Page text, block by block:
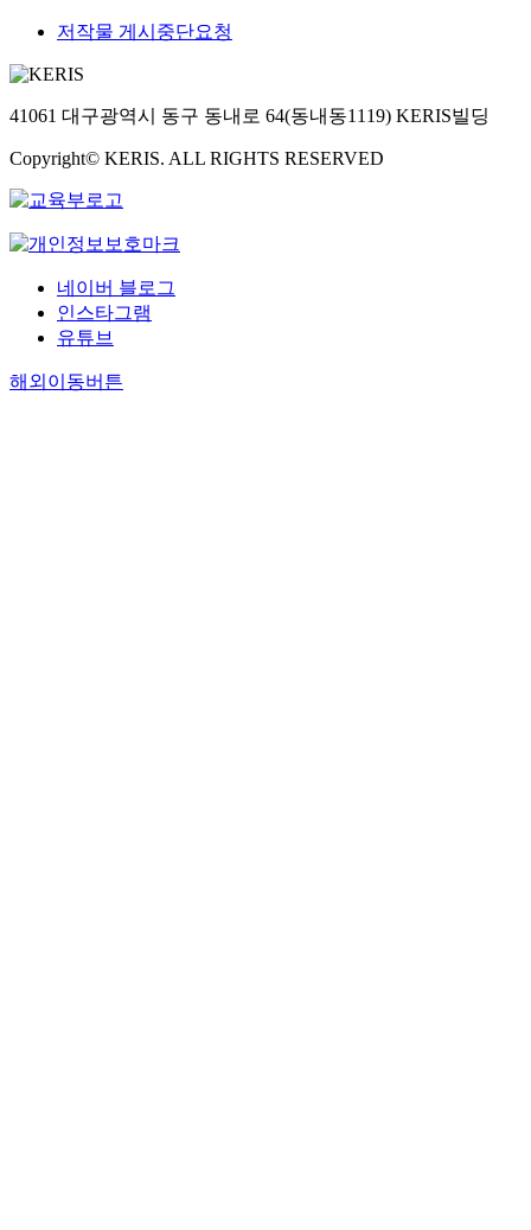
저작물 게시중단요청
41061 대구광역시 동구 동내로 64(동내동1119) KERIS빌딩
Copyright© KERIS. ALL RIGHTS RESERVED
네이버 블로그
인스타그램
유튜브
해외이동버튼